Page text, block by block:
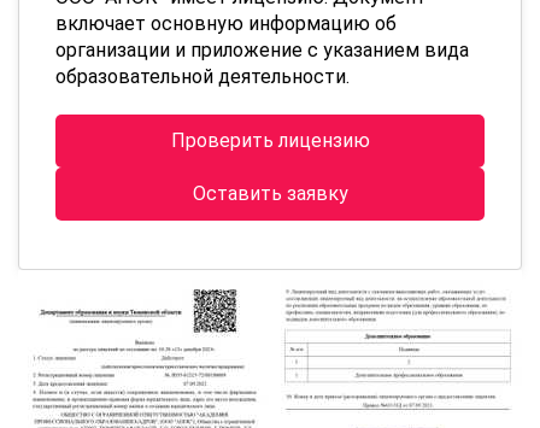
включает основную информацию об
организации и приложение с указанием вида
образовательной деятельности.
Проверить лицензию
Оставить заявку